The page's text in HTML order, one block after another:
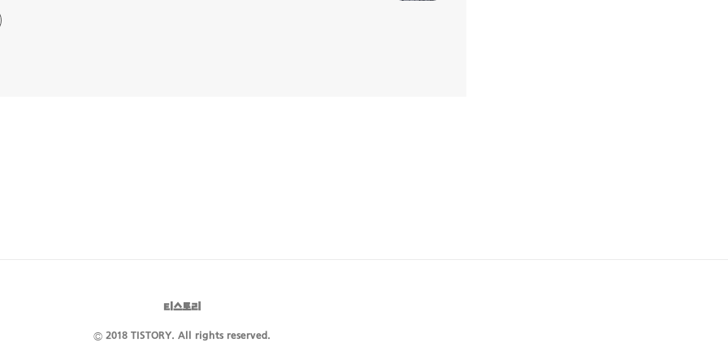
티스토리
© 2018 TISTORY. All rights reserved.